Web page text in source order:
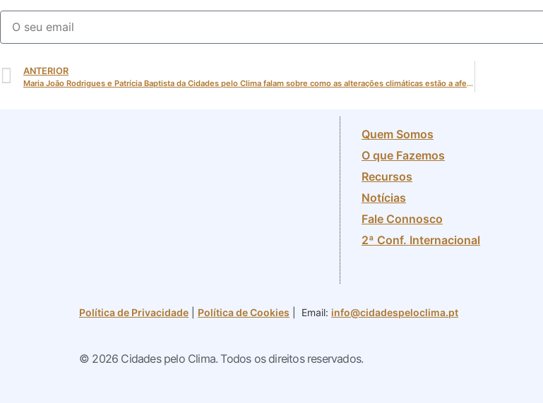
ANTERIOR
Maria João Rodrigues e Patrícia Baptista da Cidades pelo Clima falam sobre como as alterações climáticas estão a afetar a infância em webinar da UNICEF
Quem Somos
O que Fazemos
Recursos
Notícias
Fale Connosco
2ª Conf. Internacional
Política de Privacidade Política de Cookies | Email: info@cidadespeloclima.pt
© 2026 Cidades pelo Clima. Todos os direitos reservados.